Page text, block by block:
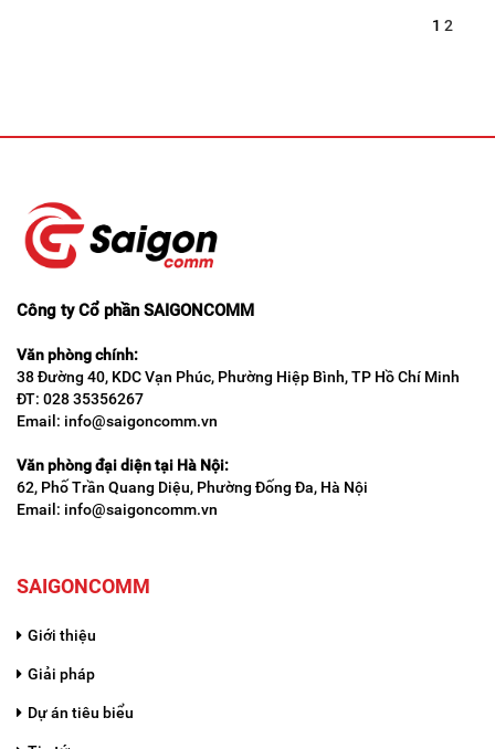
1 2
Công ty Cổ phần SAIGONCOMM
Văn phòng chính:
38 Đường 40, KDC Vạn Phúc, Phường Hiệp Bình, TP Hồ Chí Minh
ĐT: 028 35356267
Email: info@saigoncomm.vn
Văn phòng đại diện tại Hà Nội:
62, Phố Trần Quang Diệu, Phường Đống Đa, Hà Nội
Email: info@saigoncomm.vn
SAIGONCOMM
Giới thiệu
Giải pháp
Dự án tiêu biểu